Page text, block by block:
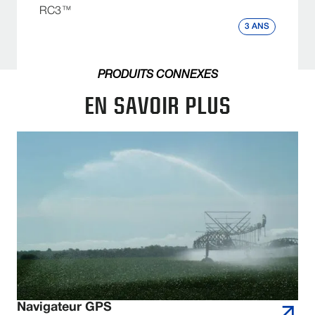
RC3™
3 ANS
PRODUITS CONNEXES
EN SAVOIR PLUS
Navigateur GPS